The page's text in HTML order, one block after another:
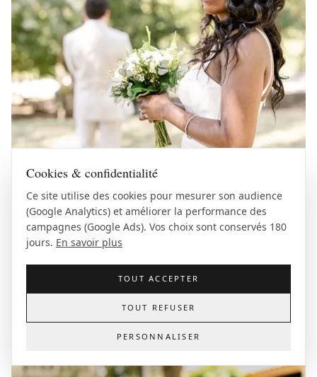
Cookies & confidentialité
Ce site utilise des cookies pour mesurer son audience
(Google Analytics) et améliorer la performance des
campagnes (Google Ads). Vos choix sont conservés 180
jours. En savoir plus
TOUT ACCEPTER
TOUT REFUSER
PERSONNALISER